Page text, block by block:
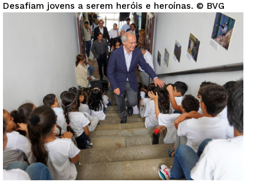
Guimarães, agora!
SUBSCREVA JÁ!
Desafiam jovens a serem heróis e heroínas. © BVG